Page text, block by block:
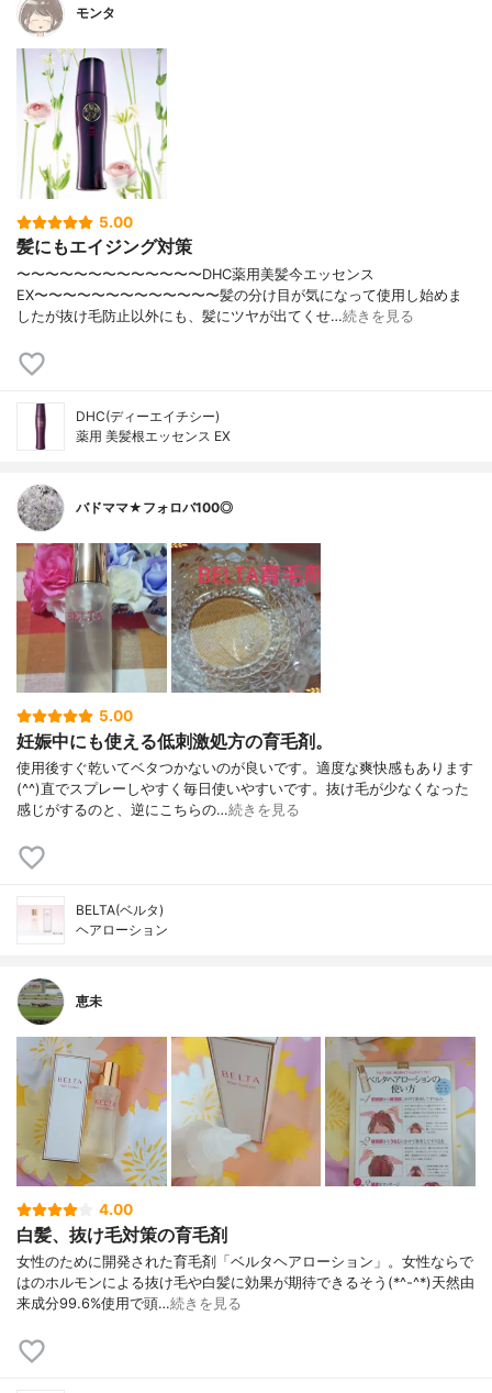
モンタ
5.00
髪にもエイジング対策
〜〜〜〜〜〜〜〜〜〜〜〜〜DHC薬用美髪今エッセンス
EX〜〜〜〜〜〜〜〜〜〜〜〜〜髪の分け目が気になって使用し始めま
したが抜け毛防止以外にも、髪にツヤが出てくせ…続きを見る
DHC(ディーエイチシー)
薬用 美髪根エッセンス EX
バドママ★フォロバ100◎
5.00
妊娠中にも使える低刺激処方の育毛剤。
使用後すぐ乾いてベタつかないのが良いです。適度な爽快感もあります
(^^)直でスプレーしやすく毎日使いやすいです。抜け毛が少なくなった
感じがするのと、逆にこちらの…続きを見る
BELTA(ベルタ)
ヘアローション
恵未
4.00
白髪、抜け毛対策の育毛剤
女性のために開発された育毛剤「ベルタヘアローション」。女性ならで
はのホルモンによる抜け毛や白髪に効果が期待できるそう(*^-^*)天然由
来成分99.6%使用で頭…続きを見る